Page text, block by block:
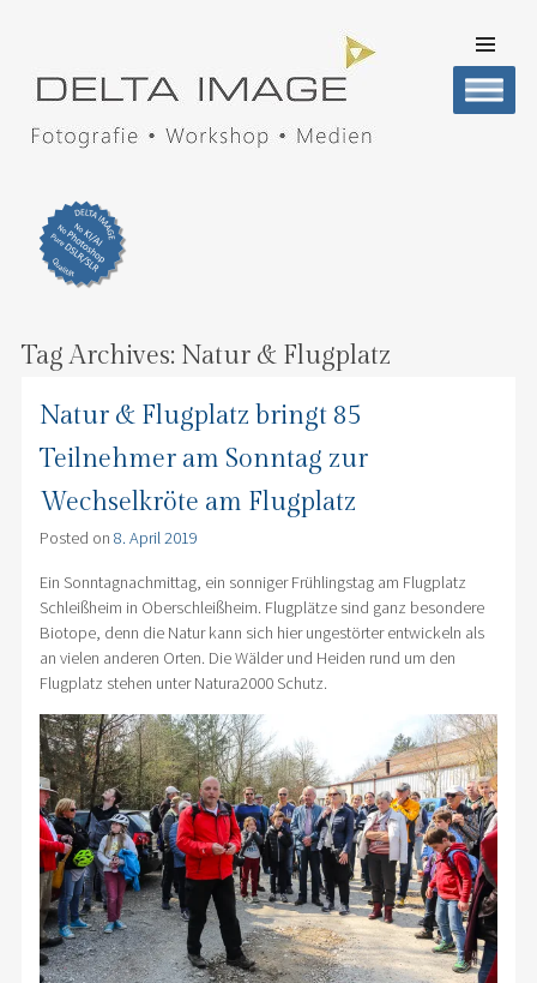
CONTENT
Tag Archives: Natur & Flugplatz
Natur & Flugplatz bringt 85
Teilnehmer am Sonntag zur
Wechselkröte am Flugplatz
Posted on 8. April 2019
Ein Sonntagnachmittag, ein sonniger Frühlingstag am Flugplatz
Schleißheim in Oberschleißheim. Flugplätze sind ganz besondere
Biotope, denn die Natur kann sich hier ungestörter entwickeln als
an vielen anderen Orten. Die Wälder und Heiden rund um den
Flugplatz stehen unter Natura2000 Schutz.